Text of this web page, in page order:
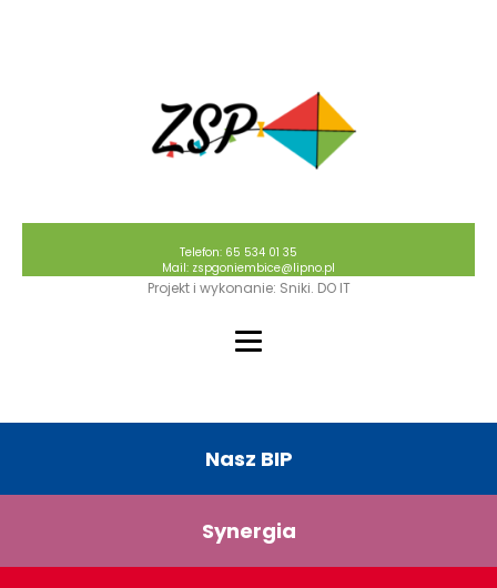
Telefon: 65 534 01 35
Mail: zspgoniembice@lipno.pl
Projekt i wykonanie: Sniki. DO IT
Nasz BIP
Synergia